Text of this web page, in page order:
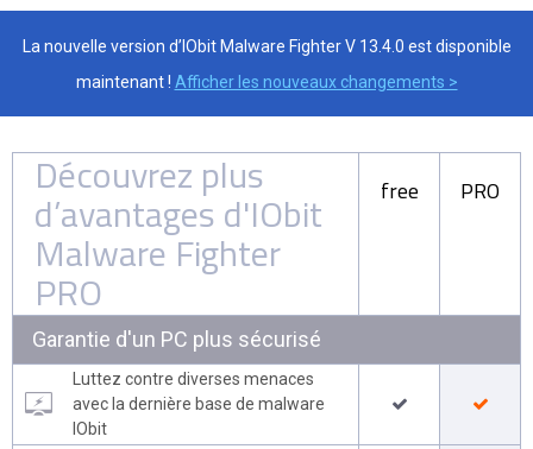
La nouvelle version d’IObit Malware Fighter V 13.4.0 est disponible
maintenant ! Afficher les nouveaux changements >
Découvrez plus
d’avantages d'IObit
Malware Fighter
PRO
free PRO
Garantie d'un PC plus sécurisé
Luttez contre diverses menaces
avec la dernière base de malware
IObit